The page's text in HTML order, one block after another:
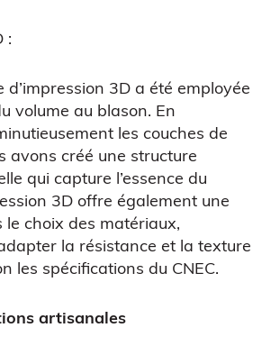
:
d’impression 3D a été employée
volume au blason. En
les couches de
avons créé une structure
qui capture l’essence du
3D offre également une
choix des matériaux,
la résistance et la texture
les spécifications du CNEC.
artisanales